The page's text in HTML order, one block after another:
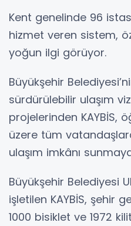
Kent genelinde 96
hizmet veren sistem,
yoğun ilgi görüyor.
Büyükşehir
sürdürülebilir ulaşım
projelerinden KAYBİS,
üzere tüm
ulaşım imkânı
Büyükşehir Belediyesi
işletilen KAYBİS, şehir
1000 bisiklet ve 1972